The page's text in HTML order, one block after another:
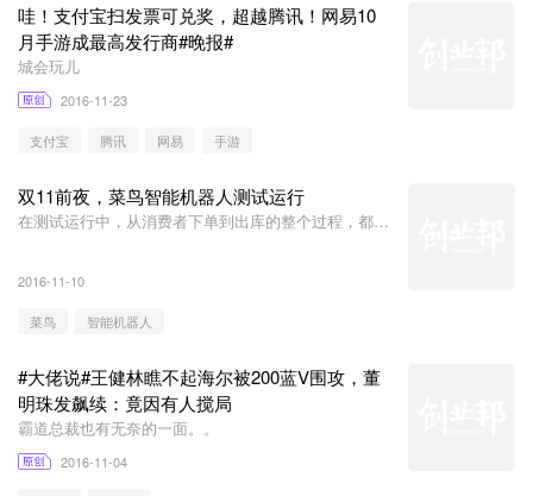
哇！支付宝扫发票可兑奖，超越腾讯！网易10
月手游成最高发行商#晚报#
城会玩儿
2016-11-23
支付宝 腾讯 网易 手游
双11前夜，菜鸟智能机器人测试运行
在测试运行中，从消费者下单到出库的整个过程，都是
2016-11-10
菜鸟 智能机器人
#大佬说#王健林瞧不起海尔被200蓝V围攻，董
明珠发飙续：竟因有人搅局
霸道总裁也有无奈的一面。。
2016-11-04